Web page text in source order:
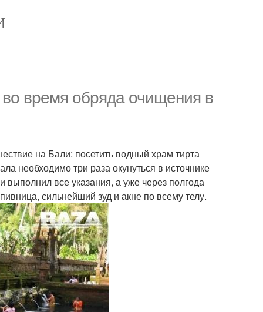
время обряда очищения в
на Бали: посетить водный храм тирта
необходимо три раза окунуться в источнике
все указания, а уже через полгода
сильнейший зуд и акне по всему телу.